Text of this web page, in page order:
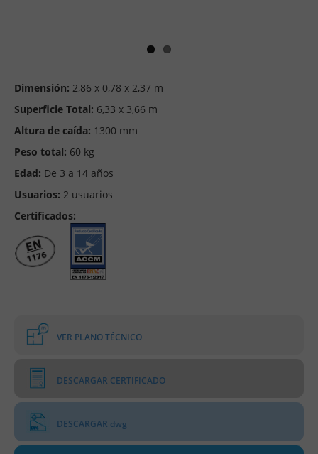
Dimensión: 2,86 x 0,78 x 2,37 m
Superficie Total: 6,33 x 3,66 m
Altura de caída: 1300 mm
Peso total: 60 kg
Edad: De 3 a 14 años
Usuarios: 2 usuarios
Certificados:
VER PLANO TÉCNICO
DESCARGAR CERTIFICADO
DESCARGAR dwg